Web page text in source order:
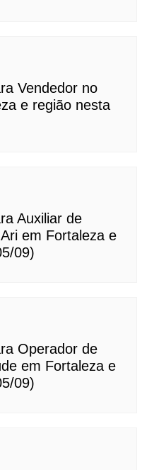
Vendedor no
e região nesta
Auxiliar de
em Fortaleza e
09)
Operador de
em Fortaleza e
09)